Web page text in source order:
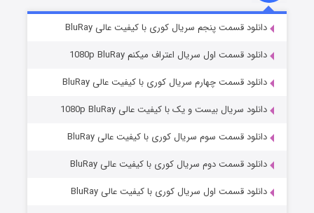
قسمت۲ (زیرنویس) منتشر شد
مردگان متحرک: شهر مرده ۳
قسمت۲ (زیرنویس) منتشر شد
دانلود قسمت پنجم سریال کوری با کیفیت عالی BluRay
دانلود قسمت اول سریال اعتراف میکنم 1080p BluRay
دانلود قسمت چهارم سریال کوری با کیفیت عالی BluRay
دانلود سریال بیست و یک با کیفیت عالی 1080p BluRay
دانلود قسمت سوم سریال کوری با کیفیت عالی BluRay
دانلود قسمت دوم سریال کوری با کیفیت عالی BluRay
دانلود قسمت اول سریال کوری با کیفیت عالی BluRay